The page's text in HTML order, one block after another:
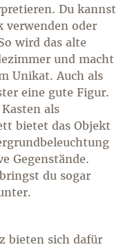
Du kannst
verwenden oder
wird das alte
und macht
Unikat. Auch als
eine gute Figur.
als
bietet das Objekt
Gegenstände.
bringst du sogar
bieten sich dafür